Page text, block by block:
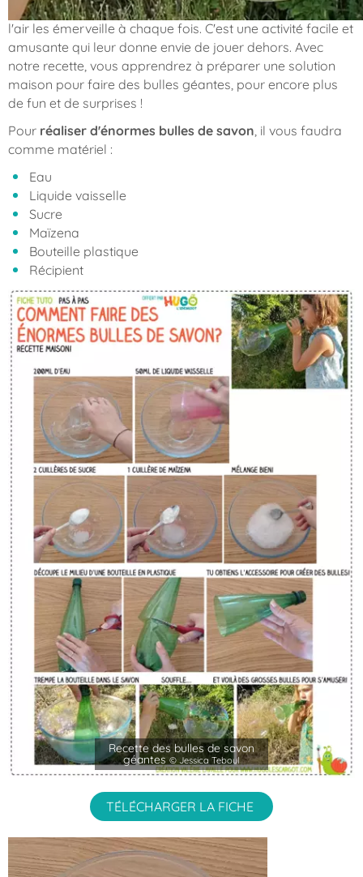
quand il fait beau. Voir ces bulles colorées flotter dans
l'air les émerveille à chaque fois. C'est une activité facile et
amusante qui leur donne envie de jouer dehors. Avec
notre recette, vous apprendrez à préparer une solution
maison pour faire des bulles géantes, pour encore plus
de fun et de surprises !
Pour réaliser d'énormes bulles de savon, il vous faudra
comme matériel :
Eau
Liquide vaisselle
Sucre
Maïzena
Bouteille plastique
Récipient
Recette des bulles de savon
géantes © Jessica Teboul
TÉLÉCHARGER LA FICHE